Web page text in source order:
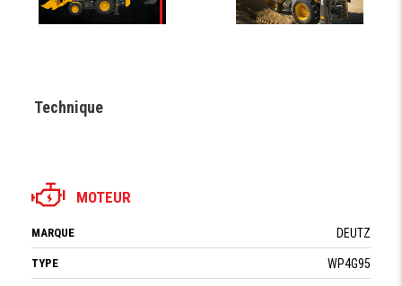
Technique
MOTEUR
MARQUE DEUTZ
TYPE WP4G95